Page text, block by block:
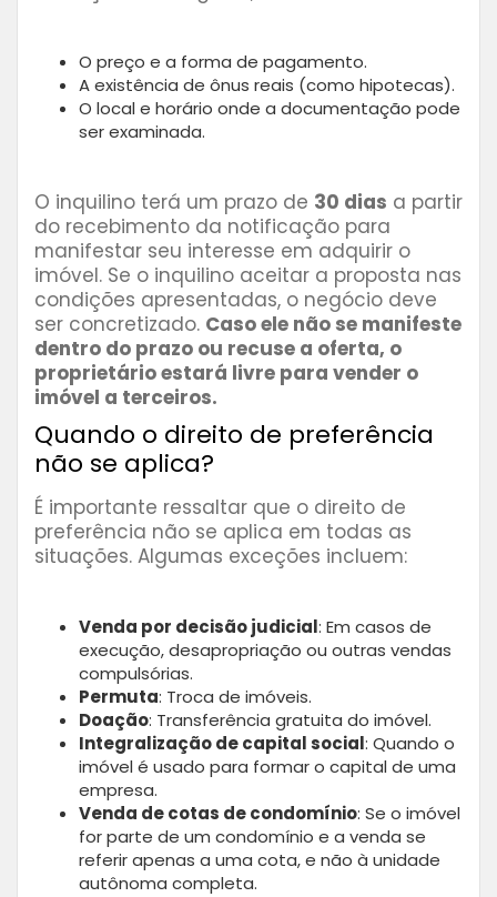
O preço e a forma de pagamento.
A existência de ônus reais (como hipotecas).
O local e horário onde a documentação pode
ser examinada.
O inquilino terá um prazo de 30 dias a partir
do recebimento da notificação para
manifestar seu interesse em adquirir o
imóvel. Se o inquilino aceitar a proposta nas
condições apresentadas, o negócio deve
ser concretizado. Caso ele não se manifeste
dentro do prazo ou recuse a oferta, o
proprietário estará livre para vender o
imóvel a terceiros.
Quando o direito de preferência
não se aplica?
É importante ressaltar que o direito de
preferência não se aplica em todas as
situações. Algumas exceções incluem:
Venda por decisão judicial: Em casos de
execução, desapropriação ou outras vendas
compulsórias.
Permuta: Troca de imóveis.
Doação: Transferência gratuita do imóvel.
Integralização de capital social: Quando o
imóvel é usado para formar o capital de uma
empresa.
Venda de cotas de condomínio: Se o imóvel
for parte de um condomínio e a venda se
referir apenas a uma cota, e não à unidade
autônoma completa.